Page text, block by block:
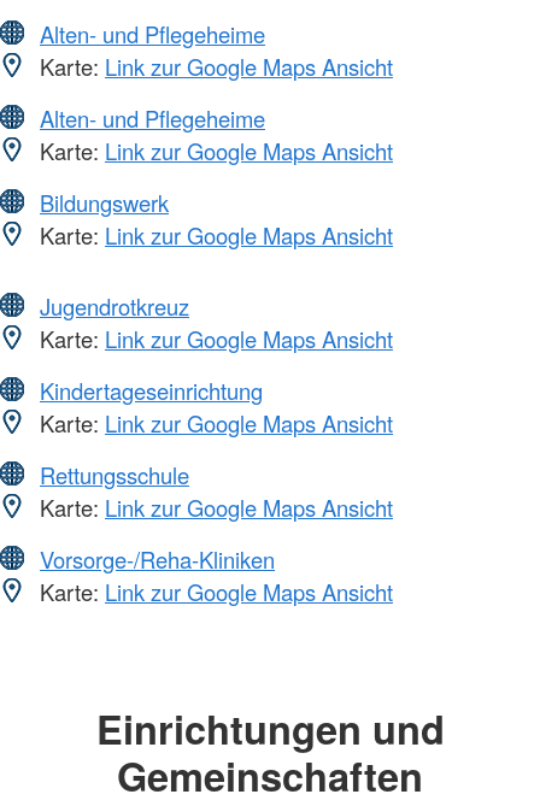
Alten- und Pflegeheime
Karte: Link zur Google Maps Ansicht
Alten- und Pflegeheime
Karte: Link zur Google Maps Ansicht
Bildungswerk
Karte: Link zur Google Maps Ansicht
Jugendrotkreuz
Karte: Link zur Google Maps Ansicht
Kindertageseinrichtung
Karte: Link zur Google Maps Ansicht
Rettungsschule
Karte: Link zur Google Maps Ansicht
Vorsorge-/Reha-Kliniken
Karte: Link zur Google Maps Ansicht
Einrichtungen und
Gemeinschaften